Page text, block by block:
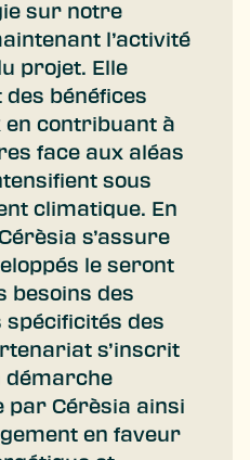
sur notre
l’activité
projet. Elle
bénéfices
contribuant à
face aux aléas
sous
climatique. En
s’assure
le seront
besoins des
des
s’inscrit
démarche
par Cérèsia ainsi
en faveur